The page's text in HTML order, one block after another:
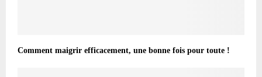
Comment maigrir efficacement, une bonne fois pour toute !